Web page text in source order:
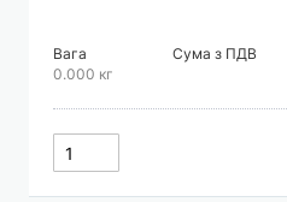
Вага
0.000 кг
Сума з ПДВ